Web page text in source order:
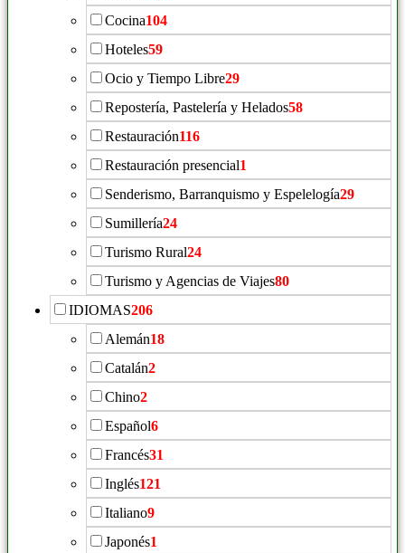
Cocina104
Hoteles59
Ocio y Tiempo Libre29
Repostería, Pastelería y Helados58
Restauración116
Restauración presencial1
Senderismo, Barranquismo y Espelelogía29
Sumillería24
Turismo Rural24
Turismo y Agencias de Viajes80
IDIOMAS206
Alemán18
Catalán2
Chino2
Español6
Francés31
Inglés121
Italiano9
Japonés1